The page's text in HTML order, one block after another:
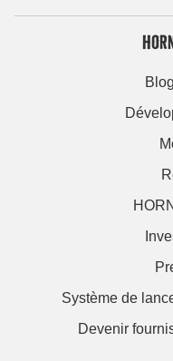
Système de
Devenir